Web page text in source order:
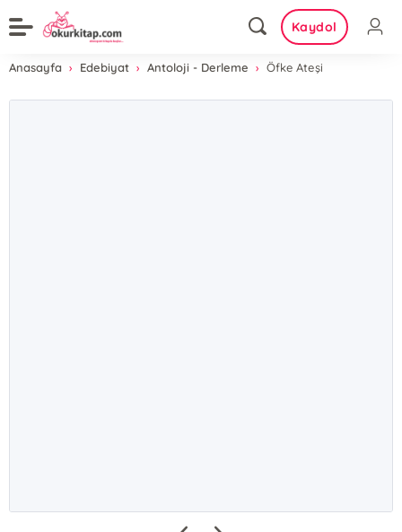
Kaydol
Anasayfa Edebiyat Antoloji - Derleme Öfke Ateşi